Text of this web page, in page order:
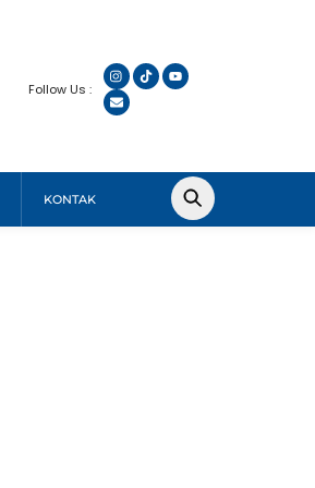
KONTAK
Follow Us :